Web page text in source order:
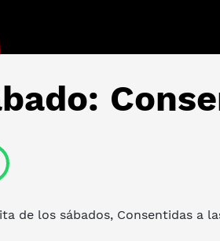
de los sábados, Consentidas a